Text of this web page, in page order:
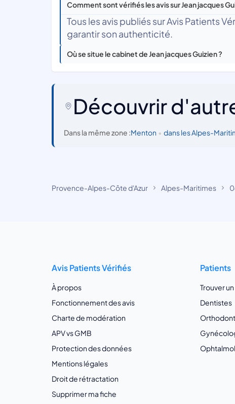
Comment sont vérifiés les avis sur Jean jacques
Tous les avis publiés sur Avis Patients
garantir son authenticité.
Où se situe le cabinet de Jean jacques Guizien ?
Découvrir
Dans la même zone :Menton • dans les Alpes-
Provence-Alpes-Côte d'Azur Alpes-Maritimes
Avis Patients Vérifiés
À propos
Fonctionnement des avis
Charte de modération
APV vs GMB
Protection des données
Mentions légales
Droit de rétractation
Supprimer ma fiche
Patients
Trouver
Dentistes